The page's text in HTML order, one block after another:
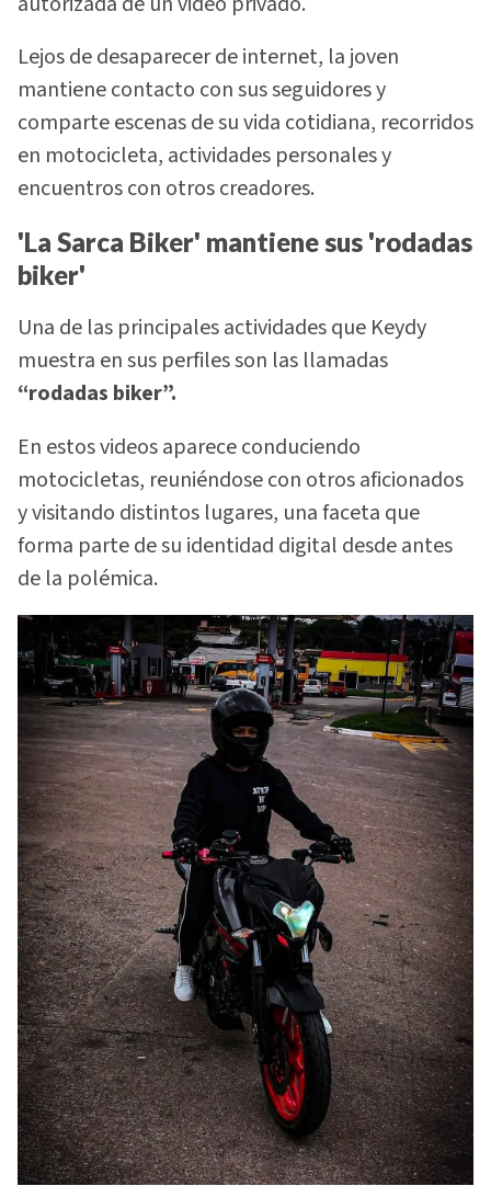
Lejos de desaparecer de internet, la joven
mantiene contacto con sus seguidores y
comparte escenas de su vida cotidiana, recorridos
en motocicleta, actividades personales y
encuentros con otros creadores.
'La Sarca Biker' mantiene sus 'rodadas
biker'
Una de las principales actividades que Keydy
muestra en sus perfiles son las llamadas
“rodadas biker”.
En estos videos aparece conduciendo
motocicletas, reuniéndose con otros aficionados
y visitando distintos lugares, una faceta que
forma parte de su identidad digital desde antes
de la polémica.